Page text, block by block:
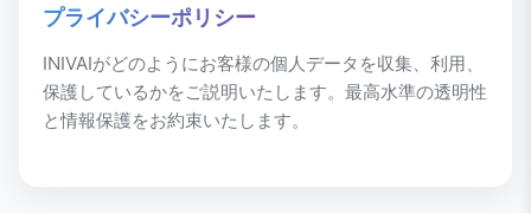
プライバシーポリシー
INIVAIがどのようにお客様の個人データを収集、利用、
保護しているかをご説明いたします。最高水準の透明性
と情報保護をお約束いたします。